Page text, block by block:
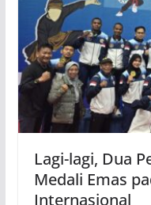
Lagi-lagi, Dua
Medali Emas
Internasional